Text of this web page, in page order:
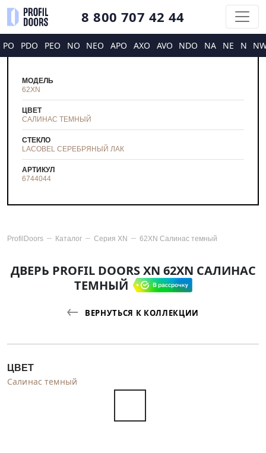
8 800 707 42 44
PO PDO PEO NO NEO APO AXO AVO NDO NA NE N
МОДЕЛЬ
62XN
ЦВЕТ
САЛИНАС ТЕМНЫЙ
СТЕКЛО
LACOBEL СЕРЕБРЯНЫЙ ЛАК
АРТИКУЛ
6744044
ProfilDoors Каталог Серия XN 62XN Салинас темный
ДВЕРЬ PROFIL DOORS XN 62XN САЛИНАС
ТЕМНЫЙ
ВЕРНУТЬСЯ К КОЛЛЕКЦИИ
ЦВЕТ
Салинас темный